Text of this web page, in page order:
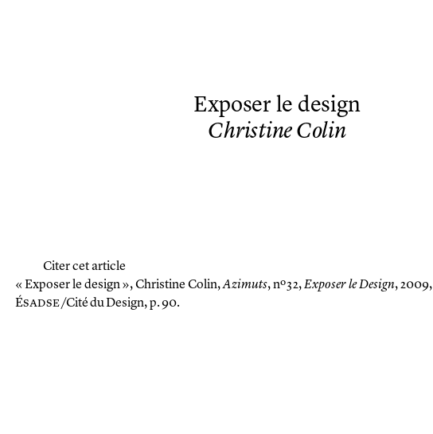
Exposer le design
Christine Colin
Citer cet article
« Exposer le design »,Christine Colin,Azimuts, nº 32,Exposer le Design, 2009,
Ésadse/Cité du Design, p. 90.